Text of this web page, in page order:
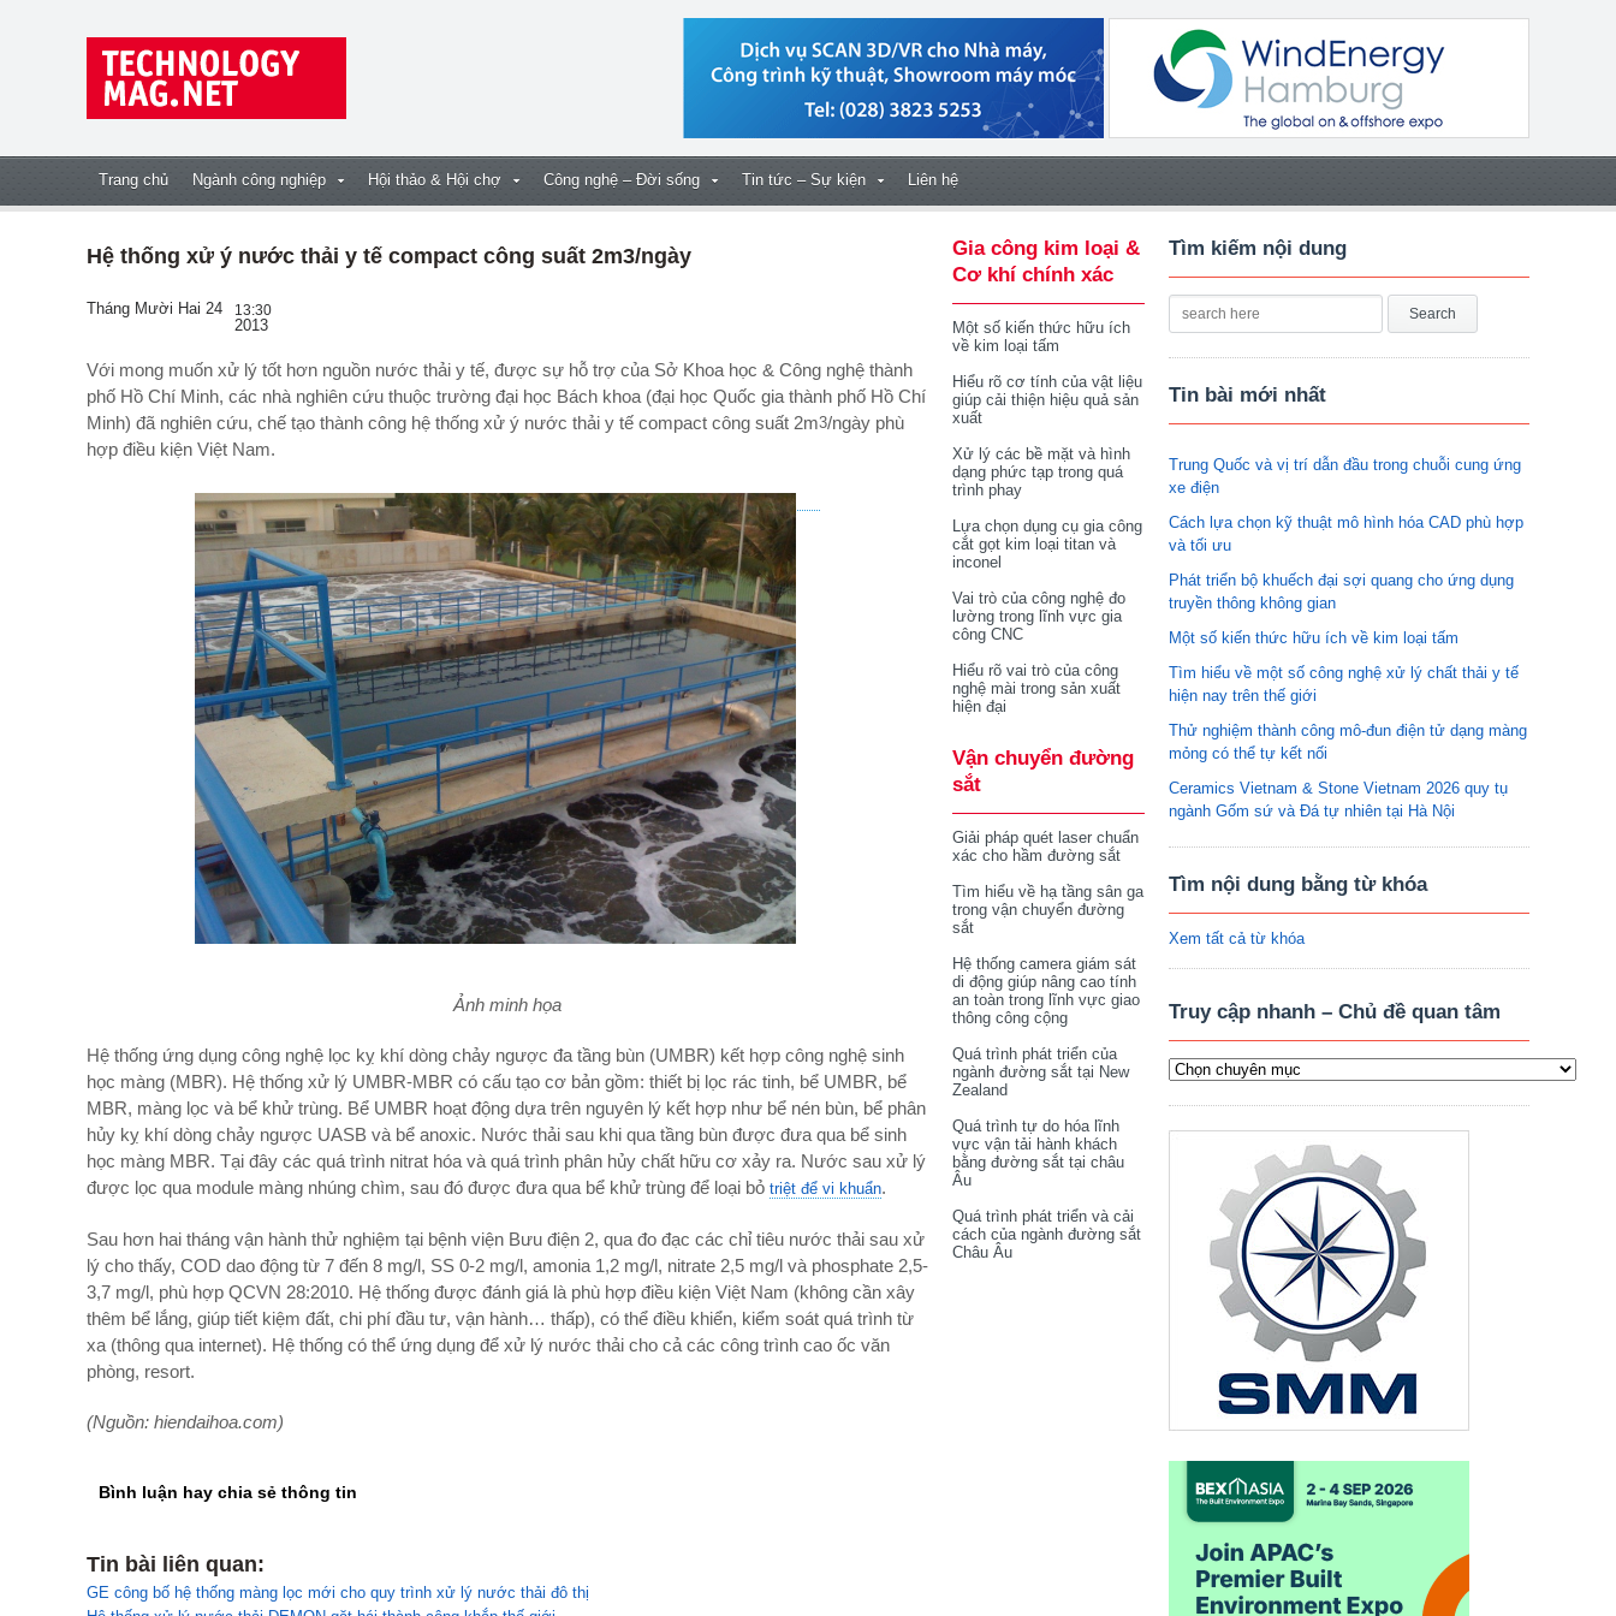
Trang chủ Ngành công nghiệp Hội thảo & Hội chợ Công nghệ – Đời sống Tin tức – Sự kiện Liên hệ
Hệ thống xử ý nước thải y tế compact công suất 2m3/ngày
Tháng Mười Hai 24 13:30
2013
Với mong muốn xử lý tốt hơn nguồn nước thải y tế, được sự hỗ trợ của Sở Khoa học & Công nghệ thành
phố Hồ Chí Minh, các nhà nghiên cứu thuộc trường đại học Bách khoa (đại học Quốc gia thành phố Hồ Chí
Minh) đã nghiên cứu, chế tạo thành công hệ thống xử ý nước thải y tế compact công suất 2m3/ngày phù
hợp điều kiện Việt Nam.
Ảnh minh họa
Hệ thống ứng dụng công nghệ lọc kỵ khí dòng chảy ngược đa tầng bùn (UMBR) kết hợp công nghệ sinh
học màng (MBR). Hệ thống xử lý UMBR-MBR có cấu tạo cơ bản gồm: thiết bị lọc rác tinh, bể UMBR, bể
MBR, màng lọc và bể khử trùng. Bể UMBR hoạt động dựa trên nguyên lý kết hợp như bể nén bùn, bể phân
hủy kỵ khí dòng chảy ngược UASB và bể anoxic. Nước thải sau khi qua tầng bùn được đưa qua bể sinh
học màng MBR. Tại đây các quá trình nitrat hóa và quá trình phân hủy chất hữu cơ xảy ra. Nước sau xử lý
được lọc qua module màng nhúng chìm, sau đó được đưa qua bể khử trùng để loại bỏ triệt để vi khuẩn.
Sau hơn hai tháng vận hành thử nghiệm tại bệnh viện Bưu điện 2, qua đo đạc các chỉ tiêu nước thải sau xử
lý cho thấy, COD dao động từ 7 đến 8 mg/l, SS 0-2 mg/l, amonia 1,2 mg/l, nitrate 2,5 mg/l và phosphate 2,5-
3,7 mg/l, phù hợp QCVN 28:2010. Hệ thống được đánh giá là phù hợp điều kiện Việt Nam (không cần xây
thêm bể lắng, giúp tiết kiệm đất, chi phí đầu tư, vận hành… thấp), có thể điều khiển, kiểm soát quá trình từ
xa (thông qua internet). Hệ thống có thể ứng dụng để xử lý nước thải cho cả các công trình cao ốc văn
phòng, resort.
(Nguồn: hiendaihoa.com)
Bình luận hay chia sẻ thông tin
Tin bài liên quan:
GE công bố hệ thống màng lọc mới cho quy trình xử lý nước thải đô thị
Gia công kim loại &
Cơ khí chính xác
Một số kiến thức hữu ích
về kim loại tấm
Hiểu rõ cơ tính của vật liệu
giúp cải thiện hiệu quả sản
xuất
Xử lý các bề mặt và hình
dạng phức tạp trong quá
trình phay
Lựa chọn dụng cụ gia công
cắt gọt kim loại titan và
inconel
Vai trò của công nghệ đo
lường trong lĩnh vực gia
công CNC
Hiểu rõ vai trò của công
nghệ mài trong sản xuất
hiện đại
Vận chuyển đường
sắt
Giải pháp quét laser chuẩn
xác cho hầm đường sắt
Tìm hiểu về hạ tầng sân ga
trong vận chuyển đường
sắt
Hệ thống camera giám sát
di động giúp nâng cao tính
an toàn trong lĩnh vực giao
thông công cộng
Quá trình phát triển của
ngành đường sắt tại New
Zealand
Quá trình tự do hóa lĩnh
vực vận tải hành khách
bằng đường sắt tại châu
Âu
Quá trình phát triển và cải
cách của ngành đường sắt
Châu Âu
Tìm kiếm nội dung
Tin bài mới nhất
Trung Quốc và vị trí dẫn đầu trong chuỗi cung ứng
xe điện
Cách lựa chọn kỹ thuật mô hình hóa CAD phù hợp
và tối ưu
Phát triển bộ khuếch đại sợi quang cho ứng dụng
truyền thông không gian
Một số kiến thức hữu ích về kim loại tấm
Tìm hiểu về một số công nghệ xử lý chất thải y tế
hiện nay trên thế giới
Thử nghiệm thành công mô-đun điện tử dạng màng
mỏng có thể tự kết nối
Ceramics Vietnam & Stone Vietnam 2026 quy tụ
ngành Gốm sứ và Đá tự nhiên tại Hà Nội
Tìm nội dung bằng từ khóa
Xem tất cả từ khóa
Truy cập nhanh – Chủ đề quan tâm